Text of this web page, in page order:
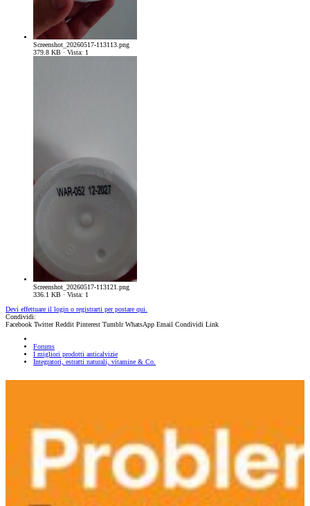
Screenshot_20260517-113113.png
379.8 KB · Vista: 1
Screenshot_20260517-113121.png
336.1 KB · Vista: 1
Devi effettuare il login o registrarti per postare qui.
Condividi:
Facebook Twitter Reddit Pinterest Tumblr WhatsApp Email Condividi Link
Forums
I migliori prodotti anticalvizie
Integratori, estratti naturali, vitamine & Co.